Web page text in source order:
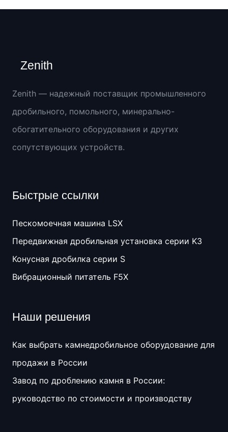
Zenith
Zenith — надежный поставщик промышленного
дробильного, помольного, минерально-
обогатительного оборудования и других
сопутствующих устройств.
Быстрые ссылки
Пескомоечная машина LSX
Передвижная дробильная установка серии K3
Конусная дробилка серии S
Вибрационный питатель F5X
Наши решения
Как выбрать камнедробильное оборудование для
продажи в России
Завод по дроблению камня в России:
руководство по стоимости и производству